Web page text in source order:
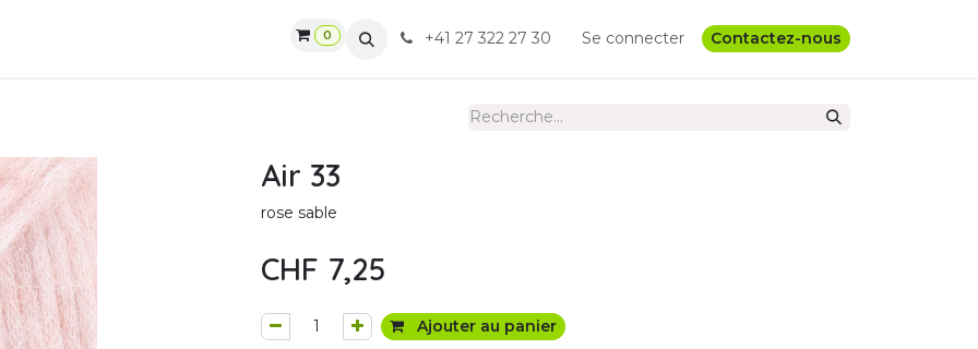
CGV 0 +41 27 322 27 30 Se connecter Contactez-nous
Air 33
rose sable
CHF 7,25
Ajouter au panier